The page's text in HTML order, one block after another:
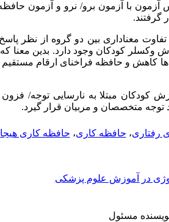
با آزمون برو/ نرو و آزمون حافظه
تفاوت معناداری بین دو گروه از نظر
وکسلر کودکان وجود دارد. بدین معنا
کاهش و حافظه فراخنای ارقام
کودکان مبتلا به نارسایی توجه/
متخصصان و مربیان قرار گیرد.
رفتاری، حافظه کاری، حافظه کاری
در آموزش علوم پزشکی
مسئول